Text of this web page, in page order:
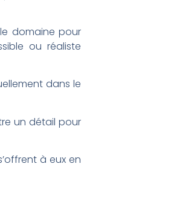
domaine pour
ou réaliste
dans le
un détail pour
à eux en